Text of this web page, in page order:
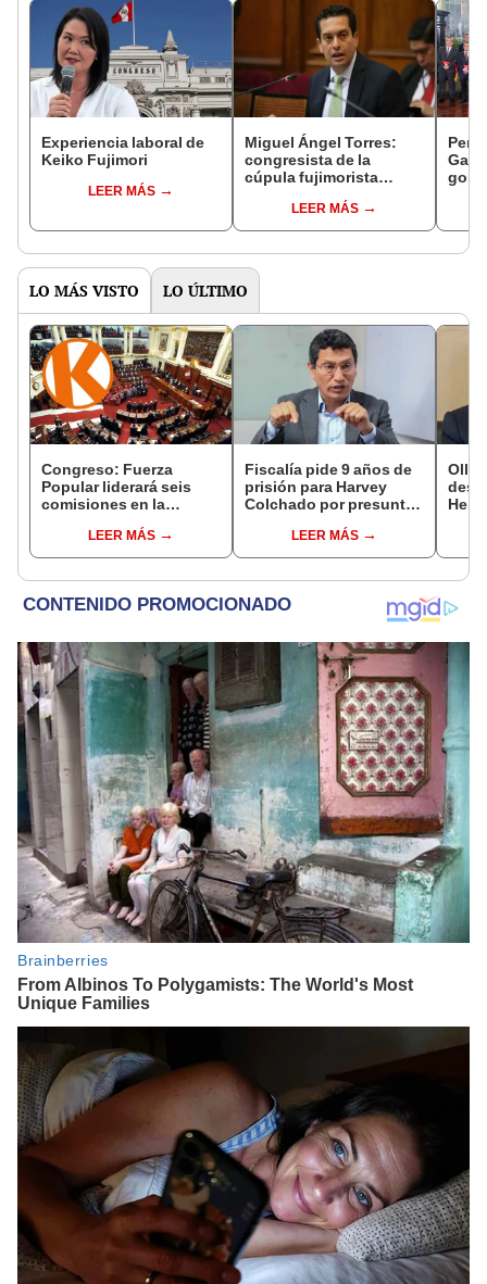
Experiencia laboral de
Keiko Fujimori
LEER MÁS
Miguel Ángel Torres:
congresista de la
cúpula fujimorista
del SenadoLEER MÁS
LO MÁS VISTO LO ÚLTIMO
Congreso: Fuerza
Popular liderará seis
comisiones en la
LEER MÁS
Fiscalía pide 9 años de
prisión para Harvey
Colchado por presunta
incompatible y falsedad
ideológica
LEER MÁS